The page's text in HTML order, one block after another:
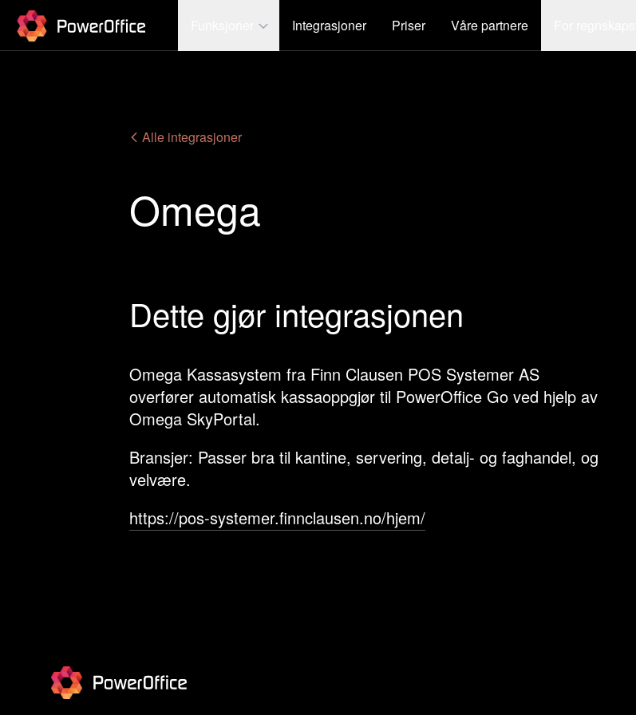
PowerOffice
Integrasjoner Priser Våre partnere
Alle integrasjoner
Omega
Dette gjør integrasjonen
Omega Kassasystem fra Finn Clausen POS Systemer AS
overfører automatisk kassaoppgjør til PowerOffice Go ved hjelp av
Omega SkyPortal.
Bransjer: Passer bra til kantine, servering, detalj- og faghandel, og
velvære.
https://pos-systemer.finnclausen.no/hjem/